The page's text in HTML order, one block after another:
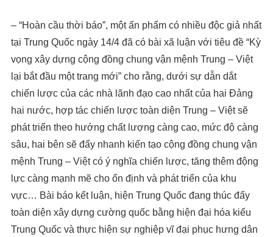
– “Hoàn cầu thời báo”, một ấn phẩm có nhiều độc giả nhất
tại Trung Quốc ngày 14/4 đã có bài xã luận với tiêu đề “Kỳ
vọng xây dựng cộng đồng chung vận mệnh Trung – Việt
lại bắt đầu một trang mới” cho rằng, dưới sự dẫn dắt
chiến lược của các nhà lãnh đạo cao nhất của hai Đảng
hai nước, hợp tác chiến lược toàn diện Trung – Việt sẽ
phát triển theo hướng chất lượng càng cao, mức độ càng
sâu, hai bên sẽ đẩy nhanh kiến tạo cộng đồng chung vận
mệnh Trung – Việt có ý nghĩa chiến lược, tăng thêm động
lực càng mạnh mẽ cho ổn định và phát triển của khu
vực… Bài báo kết luận, hiện Trung Quốc đang thúc đẩy
toàn diện xây dựng cường quốc bằng hiện đại hóa kiểu
Trung Quốc và thực hiện sự nghiệp vĩ đại phục hưng dân